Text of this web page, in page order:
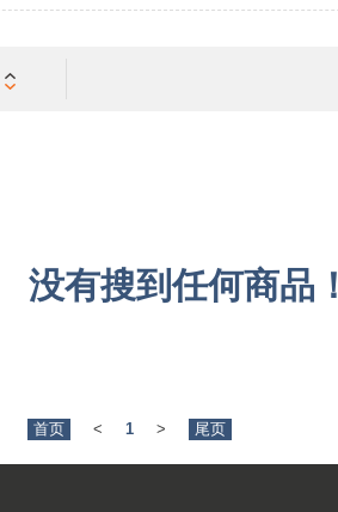
没有搜到任何商品！
首页 < 1 > 尾页